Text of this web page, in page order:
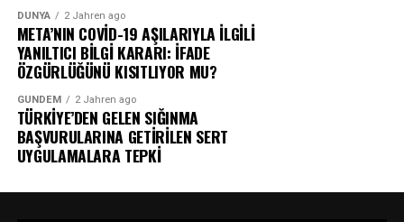
DÜNYA 2 Jahren ago
META’NIN COVİD-19 AŞILARIYLA İLGİLİ
YANILTICI BİLGİ KARARI: İFADE
ÖZGÜRLÜĞÜNÜ KISITLIYOR MU?
GÜNDEM 2 Jahren ago
TÜRKİYE’DEN GELEN SIĞINMA
BAŞVURULARINA GETİRİLEN SERT
UYGULAMALARA TEPKİ